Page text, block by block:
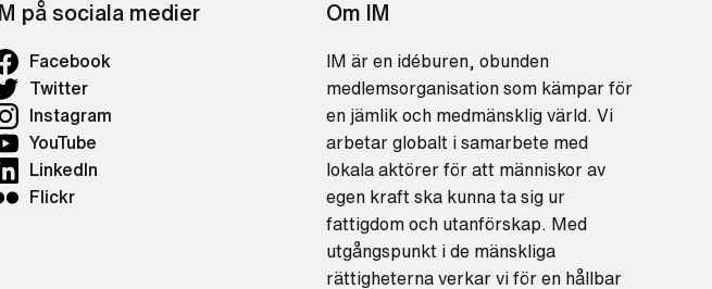
IM på sociala medier
Facebook
Twitter
Instagram
YouTube
LinkedIn
Flickr
Om IM
IM är en idéburen, obunden
medlemsorganisation som kämpar för
en jämlik och medmänsklig värld. Vi
arbetar globalt i samarbete med
lokala aktörer för att människor av
egen kraft ska kunna ta sig ur
fattigdom och utanförskap. Med
utgångspunkt i de mänskliga
rättigheterna verkar vi för en hållbar